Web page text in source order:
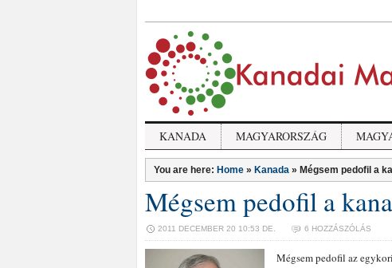
KANADA MAGYARORSZÁG
You are here: Home » Kanada » Mégsem pedofil a
Mégsem pedofil a
2011 DECEMBER 20 10:53 DE. 6 HOZZÁSZÓLÁS
Mégsem pedofil az